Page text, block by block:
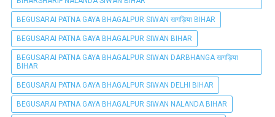
BEGUSARAI PATNA GAYA BHAGALPUR SIWAN खगड़िया BIHAR
BEGUSARAI PATNA GAYA BHAGALPUR SIWAN BIHAR
BEGUSARAI PATNA GAYA BHAGALPUR SIWAN DARBHANGA खगड़िया
BIHAR
BEGUSARAI PATNA GAYA BHAGALPUR SIWAN DELHI BIHAR
BEGUSARAI PATNA GAYA BHAGALPUR SIWAN NALANDA BIHAR